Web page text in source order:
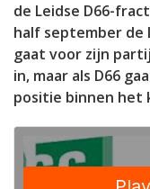
de Leidse D66-
half september de
gaat voor zijn
in, maar als D66
positie binnen het